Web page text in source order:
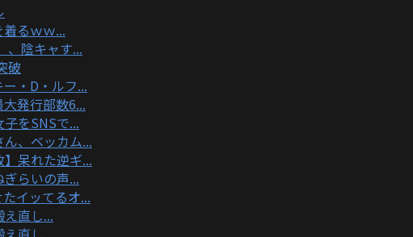
るｗｗ...
、陰キャす...
破
・D・ルフ...
大発行部数6...
子をSNSで...
ん、ベッカム...
】呆れた逆ギ...
らいの声...
イッてるオ...
直し...